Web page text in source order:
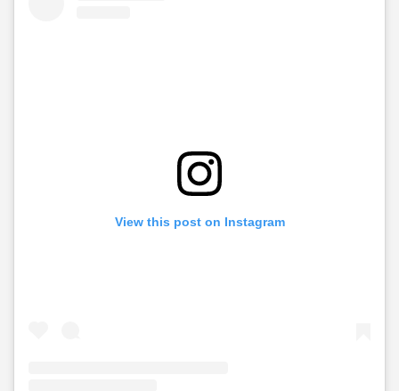
View this post on Instagram